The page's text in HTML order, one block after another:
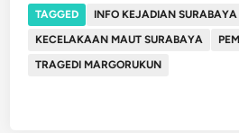
TAGGED
INFO KEJADIAN SURABAYA
KECELAKAAN MAUT SURABAYA
TRAGEDI MARGORUKUN